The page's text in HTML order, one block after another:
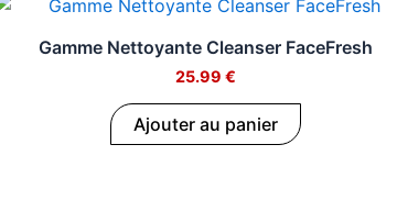
Gamme Nettoyante Cleanser FaceFresh
25.99€
Ajouter au panier